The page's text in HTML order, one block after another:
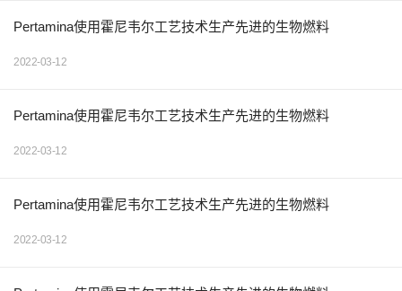
Pertamina使用霍尼韦尔工艺技术生产先进的生物燃料
2022-03-12
Pertamina使用霍尼韦尔工艺技术生产先进的生物燃料
2022-03-12
Pertamina使用霍尼韦尔工艺技术生产先进的生物燃料
2022-03-12